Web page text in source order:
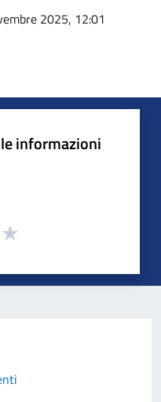
2025, 12:01
informazioni